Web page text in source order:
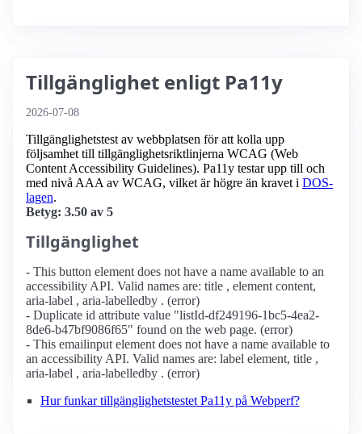
Tillgänglighet enligt Pa11y
2026-07-08
Tillgänglighetstest av webbplatsen för att kolla upp
följsamhet till tillgänglighets­riktlinjerna WCAG (Web
Content Accessibility Guidelines). Pa11y testar upp till och
med nivå AAA av WCAG, vilket är högre än kravet i DOS-
lagen.
Betyg: 3.50 av 5
Tillgänglighet
- This button element does not have a name available to an
accessibility API. Valid names are: title , element content,
aria-label , aria-labelledby . (error)
- Duplicate id attribute value "listId-df249196-1bc5-4ea2-
8de6-b47bf9086f65" found on the web page. (error)
- This emailinput element does not have a name available to
an accessibility API. Valid names are: label element, title ,
aria-label , aria-labelledby . (error)
Hur funkar tillgänglighetstestet Pa11y på Webperf?